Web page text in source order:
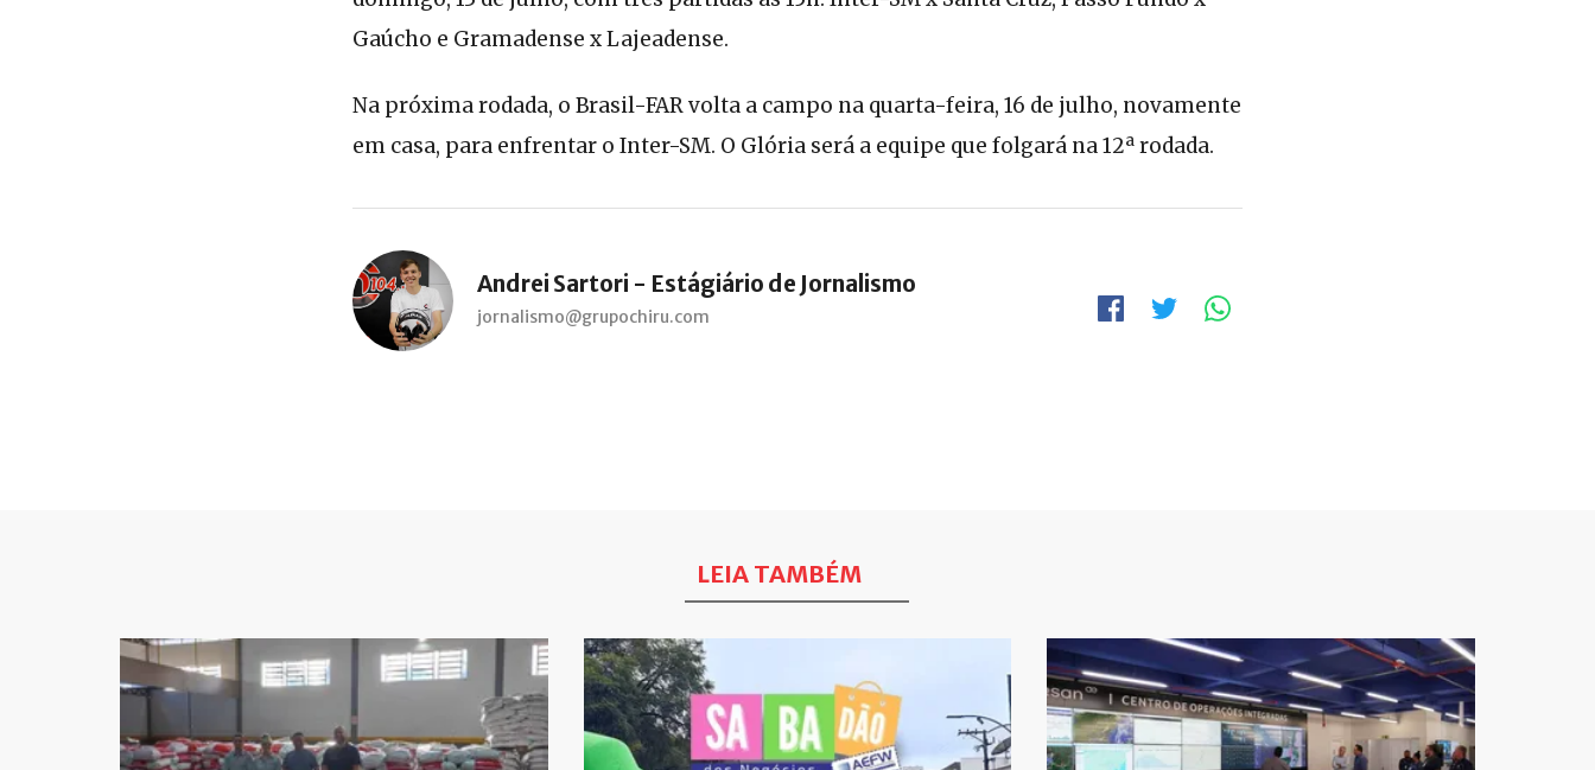
Gaúcho e Gramadense x Lajeadense.
Na próxima rodada, o Brasil-FAR volta a campo na quarta-feira, 16 de julho, novamente
em casa, para enfrentar o Inter-SM. O Glória será a equipe que folgará na 12ª rodada.
Andrei Sartori - Estágiário de Jornalismo
jornalismo@grupochiru.com
LEIA TAMBÉM